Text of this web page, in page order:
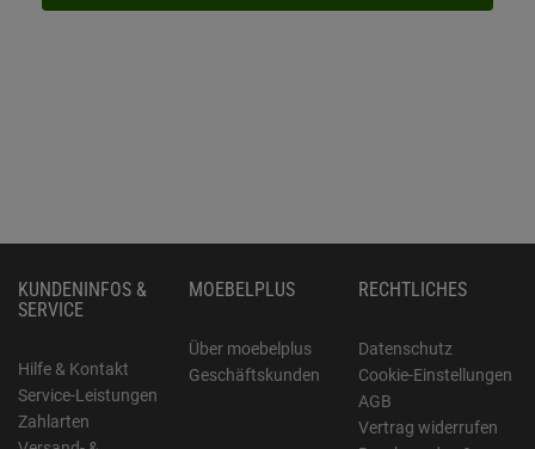
KUNDENINFOS &
SERVICE
Hilfe & Kontakt
Service-Leistungen
Zahlarten
MOEBELPLUS
Über moebelplus
Geschäftskunden
RECHTLICHES
Datenschutz
Cookie-Einstellungen
AGB
Vertrag widerrufen